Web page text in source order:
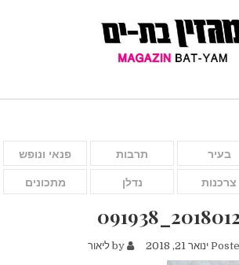
בעיר תרבות פנאי ונופש
צרכנות נדלן מתכונים
ינואר 21, 2018 ליאור